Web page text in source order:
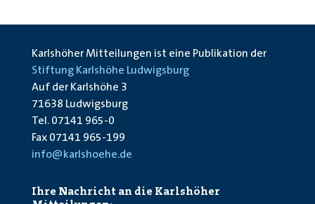
Karlshöher Mitteilungen ist eine Publikation der
Stiftung Karlshöhe Ludwigsburg
Auf der Karlshöhe 3
71638 Ludwigsburg
Tel. 07141 965-0
Fax 07141 965-199
info@karlshoehe.de
Ihre Nachricht an die Karlshöher